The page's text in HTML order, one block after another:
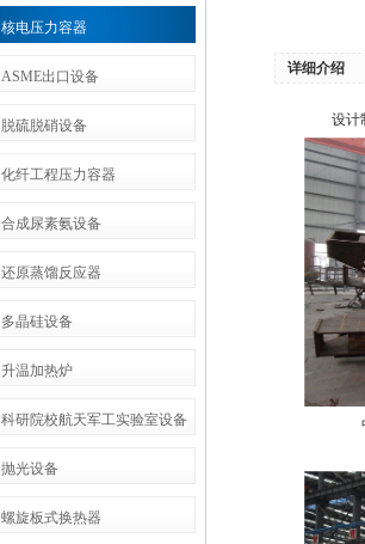
核电压力容器
ASME出口设备
脱硫脱硝设备
化纤工程压力容器
合成尿素氨设备
还原蒸馏反应器
多晶硅设备
升温加热炉
科研院校航天军工实验室设备
抛光设备
螺旋板式换热器
详细介绍
设计